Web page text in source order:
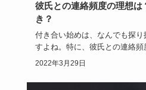
彼氏との連絡頻度の理想
き？
付き合い始めは、なんでも探
すよね。特に、彼氏との連絡
でしょうか。手…
2022年3月29日